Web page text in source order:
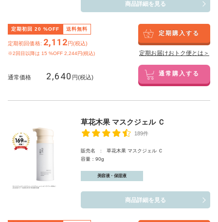
商品詳細を見る
定期初回 20 %OFF 送料無料
定期初回価格: 2,112円(税込)
※2回目以降は 15 %OFF 2,244円(税込)
定期購入する
定期お届けおトク便とは＞
通常価格 2,640 円(税込) 通常購入する
草花木果 マスクジェル Ｃ
189件
販売名 : 草花木果 マスクジェル Ｃ
容量：90g
美容液・保湿液
商品詳細を見る